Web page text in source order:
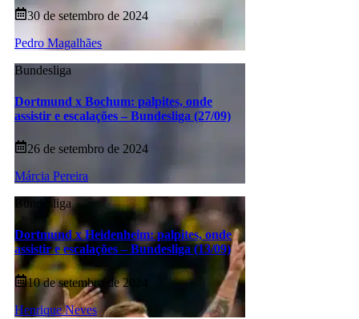
30 de setembro de 2024
Pedro Magalhães
Bundesliga
Dortmund x Bochum: palpites, onde
assistir e escalações – Bundesliga (27/09)
26 de setembro de 2024
Márcia Pereira
Bundesliga
Dortmund x Heidenheim: palpites, onde
assistir e escalações – Bundesliga (13/09)
10 de setembro de 2024
Henrique Neves